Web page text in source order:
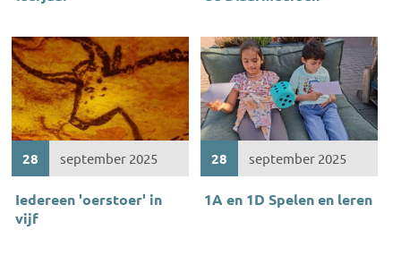
28 september 2025
Iedereen 'oerstoer' in
vijf
28 september 2025
1A en 1D Spelen en leren